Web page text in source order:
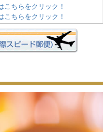
こちらをクリック！
こちらをクリック！